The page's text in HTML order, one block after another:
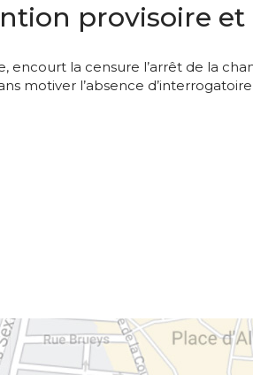
provisoire
encourt la censure l’arrêt de la
motiver l’absence